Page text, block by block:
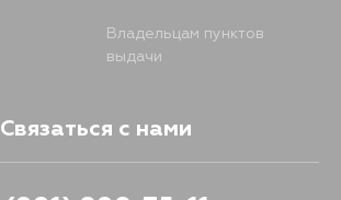
Владельцам пунктов
выдачи
Связаться с нами